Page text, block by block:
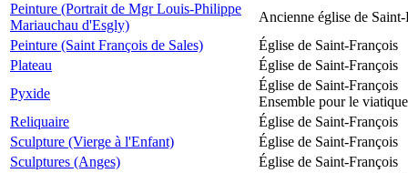
Peinture (Portrait de Mgr Louis-Philippe
Mariauchau d'Esgly)
Ancienne église de Saint-
Peinture (Saint François de Sales)
Église de Saint-François
Plateau
Église de Saint-François
Pyxide
Église de Saint-François
Ensemble pour le viatique
Reliquaire
Église de Saint-François
Sculpture (Vierge à l'Enfant)
Église de Saint-François
Sculptures (Anges)
Église de Saint-François